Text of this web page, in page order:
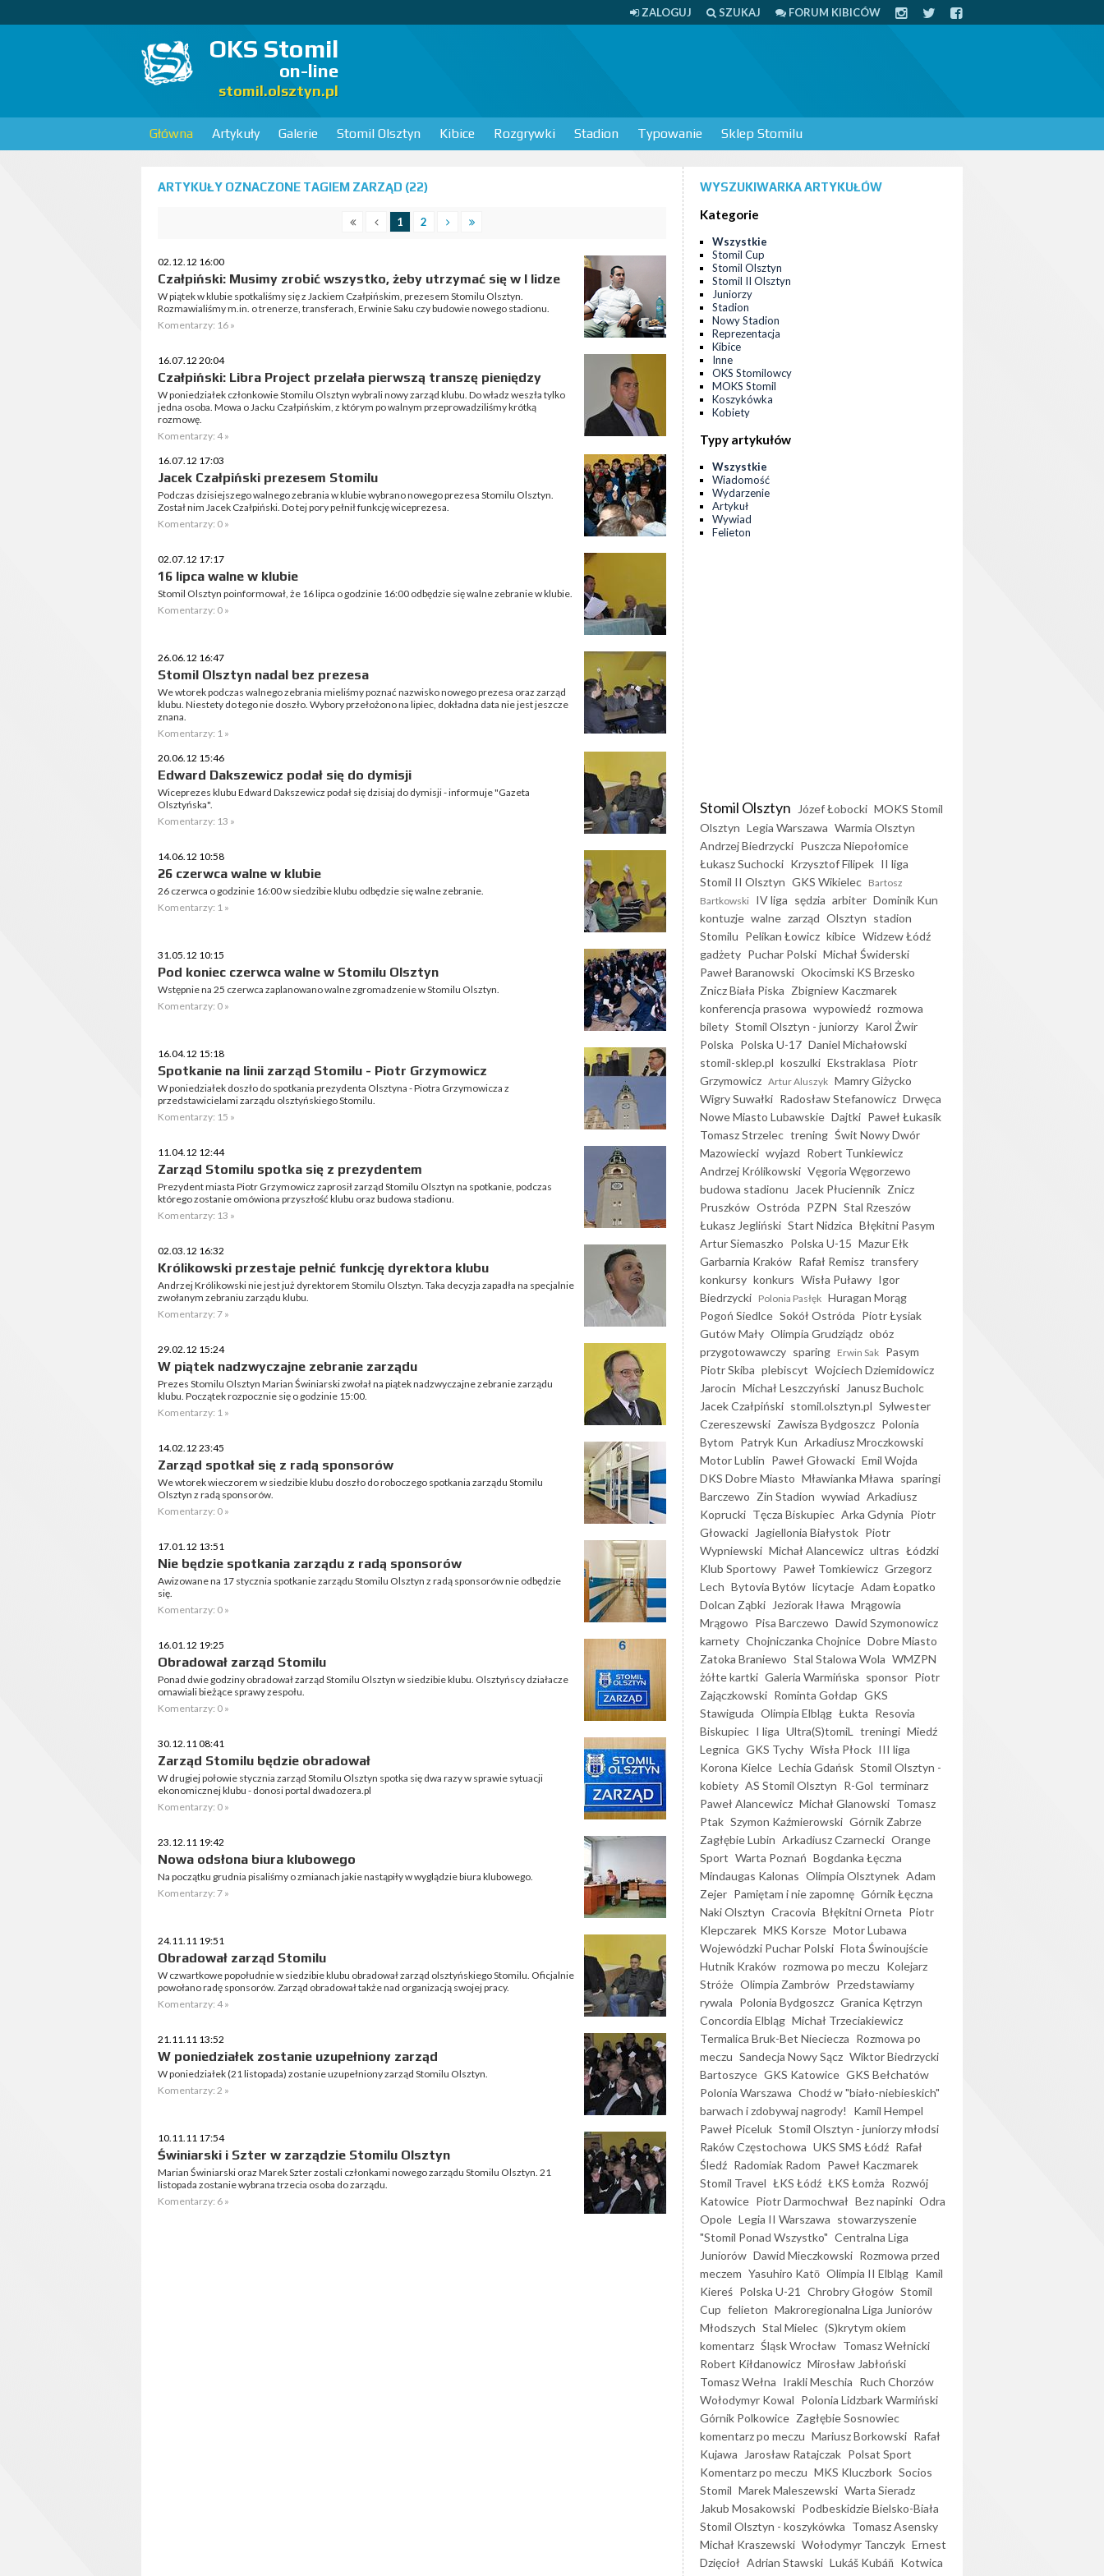
ZALOGUJ SZUKAJ FORUM KIBICÓW
OKS Stomil
on-line
stomil.olsztyn.pl
Główna Artykuły Galerie Stomil Olsztyn Kibice Rozgrywki Stadion Typowanie Sklep Stomilu
ARTYKUŁY OZNACZONE TAGIEM ZARZĄD (22)
1 2
02.12.12 16:00
Czałpiński: Musimy zrobić wszystko, żeby utrzymać się w I lidze
W piątek w klubie spotkaliśmy się z Jackiem Czałpińskim, prezesem Stomilu Olsztyn.
Rozmawialiśmy m.in. o trenerze, transferach, Erwinie Saku czy budowie nowego stadionu.
Komentarzy: 16 »
16.07.12 20:04
Czałpiński: Libra Project przelała pierwszą transzę pieniędzy
W poniedziałek członkowie Stomilu Olsztyn wybrali nowy zarząd klubu. Do władz weszła tylko
jedna osoba. Mowa o Jacku Czałpińskim, z którym po walnym przeprowadziliśmy krótką
rozmowę.
Komentarzy: 4 »
16.07.12 17:03
Jacek Czałpiński prezesem Stomilu
Podczas dzisiejszego walnego zebrania w klubie wybrano nowego prezesa Stomilu Olsztyn.
Został nim Jacek Czałpiński. Do tej pory pełnił funkcję wiceprezesa.
Komentarzy: 0 »
02.07.12 17:17
16 lipca walne w klubie
Stomil Olsztyn poinformował, że 16 lipca o godzinie 16:00 odbędzie się walne zebranie w klubie.
Komentarzy: 0 »
26.06.12 16:47
Stomil Olsztyn nadal bez prezesa
We wtorek podczas walnego zebrania mieliśmy poznać nazwisko nowego prezesa oraz zarząd
klubu. Niestety do tego nie doszło. Wybory przełożono na lipiec, dokładna data nie jest jeszcze
znana.
Komentarzy: 1 »
20.06.12 15:46
Edward Dakszewicz podał się do dymisji
Wiceprezes klubu Edward Dakszewicz podał się dzisiaj do dymisji - informuje "Gazeta
Olsztyńska".
Komentarzy: 13 »
14.06.12 10:58
26 czerwca walne w klubie
26 czerwca o godzinie 16:00 w siedzibie klubu odbędzie się walne zebranie.
Komentarzy: 1 »
31.05.12 10:15
Pod koniec czerwca walne w Stomilu Olsztyn
Wstępnie na 25 czerwca zaplanowano walne zgromadzenie w Stomilu Olsztyn.
Komentarzy: 0 »
16.04.12 15:18
Spotkanie na linii zarząd Stomilu - Piotr Grzymowicz
W poniedziałek doszło do spotkania prezydenta Olsztyna - Piotra Grzymowicza z
przedstawicielami zarządu olsztyńskiego Stomilu.
Komentarzy: 15 »
11.04.12 12:44
Zarząd Stomilu spotka się z prezydentem
Prezydent miasta Piotr Grzymowicz zaprosił zarząd Stomilu Olsztyn na spotkanie, podczas
którego zostanie omówiona przyszłość klubu oraz budowa stadionu.
Komentarzy: 13 »
02.03.12 16:32
Królikowski przestaje pełnić funkcję dyrektora klubu
Andrzej Królikowski nie jest już dyrektorem Stomilu Olsztyn. Taka decyzja zapadła na specjalnie
zwołanym zebraniu zarządu klubu.
Komentarzy: 7 »
29.02.12 15:24
W piątek nadzwyczajne zebranie zarządu
Prezes Stomilu Olsztyn Marian Świniarski zwołał na piątek nadzwyczajne zebranie zarządu
klubu. Początek rozpocznie się o godzinie 15:00.
Komentarzy: 1 »
14.02.12 23:45
Zarząd spotkał się z radą sponsorów
We wtorek wieczorem w siedzibie klubu doszło do roboczego spotkania zarządu Stomilu
Olsztyn z radą sponsorów.
Komentarzy: 0 »
17.01.12 13:51
Nie będzie spotkania zarządu z radą sponsorów
Awizowane na 17 stycznia spotkanie zarządu Stomilu Olsztyn z radą sponsorów nie odbędzie
się.
Komentarzy: 0 »
16.01.12 19:25
Obradował zarząd Stomilu
Ponad dwie godziny obradował zarząd Stomilu Olsztyn w siedzibie klubu. Olsztyńscy działacze
omawiali bieżące sprawy zespołu.
Komentarzy: 0 »
30.12.11 08:41
Zarząd Stomilu będzie obradował
W drugiej połowie stycznia zarząd Stomilu Olsztyn spotka się dwa razy w sprawie sytuacji
ekonomicznej klubu - donosi portal dwadozera.pl
Komentarzy: 0 »
23.12.11 19:42
Nowa odsłona biura klubowego
Na początku grudnia pisaliśmy o zmianach jakie nastąpiły w wyglądzie biura klubowego.
Komentarzy: 7 »
24.11.11 19:51
Obradował zarząd Stomilu
W czwartkowe popołudnie w siedzibie klubu obradował zarząd olsztyńskiego Stomilu. Oficjalnie
powołano radę sponsorów. Zarząd obradował także nad organizacją swojej pracy.
Komentarzy: 4 »
21.11.11 13:52
W poniedziałek zostanie uzupełniony zarząd
W poniedziałek (21 listopada) zostanie uzupełniony zarząd Stomilu Olsztyn.
Komentarzy: 2 »
10.11.11 17:54
Świniarski i Szter w zarządzie Stomilu Olsztyn
Marian Świniarski oraz Marek Szter zostali członkami nowego zarządu Stomilu Olsztyn. 21
listopada zostanie wybrana trzecia osoba do zarządu.
Komentarzy: 6 »
WYSZUKIWARKA ARTYKUŁÓW
Kategorie
Wszystkie
Stomil Cup
Stomil Olsztyn
Stomil II Olsztyn
Juniorzy
Stadion
Nowy Stadion
Reprezentacja
Kibice
Inne
OKS Stomilowcy
MOKS Stomil
Koszykówka
Kobiety
Typy artykułów
Wszystkie
Wiadomość
Wydarzenie
Artykuł
Wywiad
Felieton
Stomil Olsztyn Józef Łobocki MOKS Stomil
Olsztyn Legia Warszawa Warmia Olsztyn
Andrzej Biedrzycki Puszcza Niepołomice
Łukasz Suchocki Krzysztof Filipek II liga
Stomil II Olsztyn GKS Wikielec Bartosz
Bartkowski IV liga sędzia arbiter Dominik Kun
kontuzje walne zarząd Olsztyn stadion
Stomilu Pelikan Łowicz kibice Widzew Łódź
gadżety Puchar Polski Michał Świderski
Paweł Baranowski Okocimski KS Brzesko
Znicz Biała Piska Zbigniew Kaczmarek
konferencja prasowa wypowiedź rozmowa
bilety Stomil Olsztyn - juniorzy Karol Żwir
Polska Polska U-17 Daniel Michałowski
stomil-sklep.pl koszulki Ekstraklasa Piotr
Grzymowicz Artur Aluszyk Mamry Giżycko
Wigry Suwałki Radosław Stefanowicz Drwęca
Nowe Miasto Lubawskie Dajtki Paweł Łukasik
Tomasz Strzelec trening Świt Nowy Dwór
Mazowiecki wyjazd Robert Tunkiewicz
Andrzej Królikowski Vęgoria Węgorzewo
budowa stadionu
Jacek Płuciennik Znicz
Pruszków Ostróda PZPN Stal Rzeszów
Łukasz Jegliński Start Nidzica Błękitni Pasym
Artur Siemaszko Polska U-15 Mazur Ełk
Garbarnia Kraków Rafał Remisz transfery
konkursy konkurs Wisła Puławy Igor
Biedrzycki Polonia Pasłęk Huragan Morąg
Pogoń Siedlce Sokół Ostróda Piotr Łysiak
Gutów Mały Olimpia Grudziądz obóz
przygotowawczy sparing Erwin Sak Pasym
Piotr Skiba plebiscyt Wojciech Dziemidowicz
Jarocin Michał Leszczyński
Janusz Bucholc
Jacek Czałpiński stomil.olsztyn.pl Sylwester
Czereszewski Zawisza Bydgoszcz Polonia
Bytom Patryk Kun Arkadiusz Mroczkowski
Motor Lublin Paweł Głowacki Emil Wojda
DKS Dobre Miasto Mławianka Mława sparingi
Barczewo Zin Stadion wywiad Arkadiusz
Koprucki Tęcza Biskupiec Arka Gdynia Piotr
Głowacki
Jagiellonia Białystok Piotr
Wypniewski Michał Alancewicz ultras Łódzki
Klub Sportowy Paweł Tomkiewicz Grzegorz
Lech Bytovia Bytów licytacje Adam Łopatko
Dolcan Ząbki
Jeziorak Iława Mrągowia
Mrągowo Pisa Barczewo Dawid Szymonowicz
karnety Chojniczanka Chojnice Dobre Miasto
Zatoka Braniewo Stal Stalowa Wola WMZPN
żółte kartki Galeria Warmińska sponsor Piotr
Zajączkowski Rominta Gołdap GKS
Stawiguda Olimpia Elbląg Łukta Resovia
Biskupiec I liga Ultra(S)tomiL treningi Miedź
Legnica GKS Tychy Wisła Płock III liga
Korona Kielce Lechia Gdańsk Stomil Olsztyn -
kobiety AS Stomil Olsztyn R-Gol terminarz
Paweł Alancewicz Michał Glanowski Tomasz
Ptak Szymon Kaźmierowski Górnik Zabrze
Zagłębie Lubin Arkadiusz Czarnecki Orange
Sport Warta Poznań Bogdanka Łęczna
Mindaugas Kalonas Olimpia Olsztynek Adam
Zejer Pamiętam i nie zapomnę Górnik Łęczna
Naki Olsztyn Cracovia Błękitni Orneta Piotr
Klepczarek MKS Korsze Motor Lubawa
Wojewódzki Puchar Polski Flota Świnoujście
Hutnik Kraków rozmowa po meczu Kolejarz
Stróże Olimpia Zambrów Przedstawiamy
rywala Polonia Bydgoszcz Granica Kętrzyn
Concordia Elbląg Michał Trzeciakiewicz
Termalica Bruk-Bet Nieciecza Rozmowa po
meczu Sandecja Nowy Sącz Wiktor Biedrzycki
Bartoszyce GKS Katowice GKS Bełchatów
Polonia Warszawa Chodź w "biało-niebieskich"
barwach i zdobywaj nagrody!
Kamil Hempel
Paweł Piceluk Stomil Olsztyn - juniorzy młodsi
Raków Częstochowa UKS SMS Łódź Rafał
Śledź Radomiak Radom Paweł Kaczmarek
Stomil Travel ŁKS Łódź ŁKS Łomża Rozwój
Katowice Piotr Darmochwał Bez napinki Odra
Opole Legia II Warszawa stowarzyszenie
"Stomil Ponad Wszystko" Centralna Liga
Juniorów Dawid Mieczkowski Rozmowa przed
meczem Yasuhiro Katō Olimpia II Elbląg Kamil
Kiereś Polska U-21 Chrobry Głogów Stomil
Cup felieton Makroregionalna Liga Juniorów
Młodszych Stal Mielec (S)krytym okiem
komentarz Śląsk Wrocław Tomasz Wełnicki
Robert Kiłdanowicz Mirosław Jabłoński
Tomasz Wełna Irakli Meschia Ruch Chorzów
Wołodymyr Kowal Polonia Lidzbark Warmiński
Górnik Polkowice Zagłębie Sosnowiec
komentarz po meczu Mariusz Borkowski Rafał
Kujawa
Jarosław Ratajczak Polsat Sport
Komentarz po meczu MKS Kluczbork Socios
Stomil Marek Maleszewski Warta Sieradz
Jakub Mosakowski Podbeskidzie Bielsko-Biała
Stomil Olsztyn - koszykówka Tomasz Asensky
Michał Kraszewski Wołodymyr Tanczyk Ernest
Dzięcioł Adrian Stawski Lukáš Kubáň Kotwica